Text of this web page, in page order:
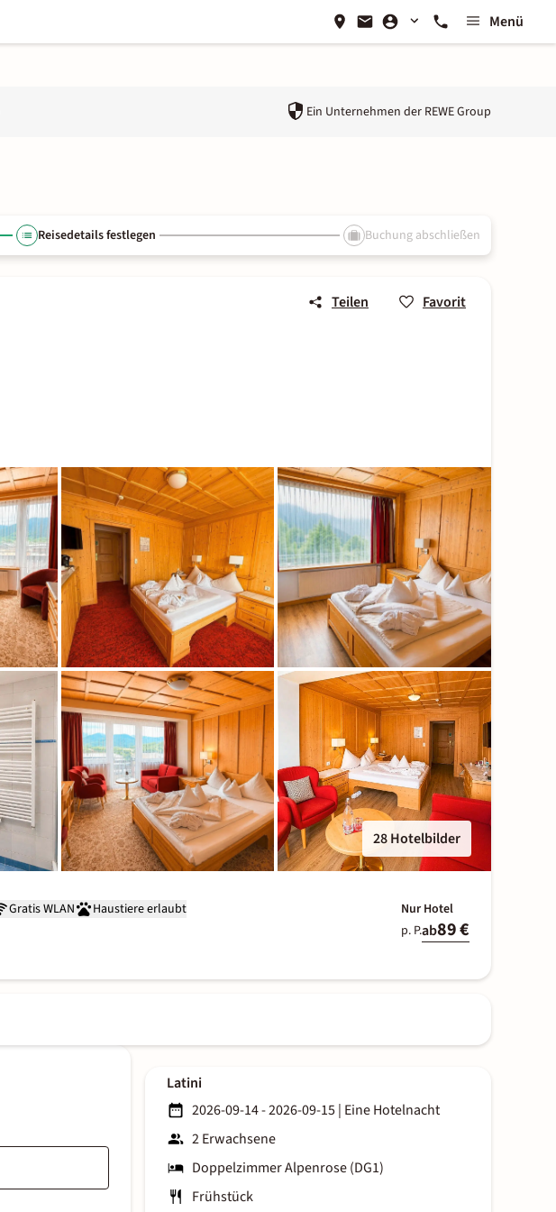
Menü
Ein Unternehmen der REWE Group
Reisedetails festlegen Buchung abschließen
Teilen Favorit
28 Hotelbilder
Gratis WLAN Haustiere erlaubt
Nur Hotel
p. P.ab89 €
Latini
2026-09-14 - 2026-09-15| Eine Hotelnacht
2 Erwachsene
Doppelzimmer Alpenrose (DG1)
Frühstück